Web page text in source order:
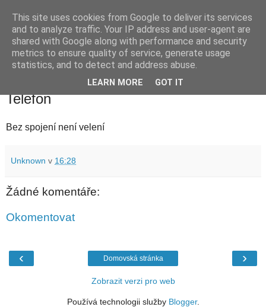
waldhans.cz
Kavárenský outdoor a alkoholizmus
Telefon
Bez spojení není velení
Unknown v 16:28
Žádné komentáře:
Okomentovat
‹ ›
Domovská stránka
Zobrazit verzi pro web
Používá technologii služby Blogger.
This site uses cookies from Google to deliver its services
and to analyze traffic. Your IP address and user-agent are
shared with Google along with performance and security
metrics to ensure quality of service, generate usage
statistics, and to detect and address abuse.
LEARN MORE GOT IT